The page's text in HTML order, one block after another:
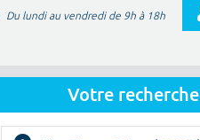
Du lundi au vendredi de 9h à 18h
Votre recherche